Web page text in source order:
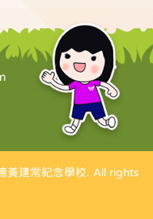
黃建常紀念學校. All rights